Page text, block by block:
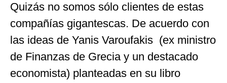
Quizás no somos sólo clientes de estas
compañías gigantescas. De acuerdo con
las ideas de Yanis Varoufakis (ex ministro
de Finanzas de Grecia y un destacado
economista) planteadas en su libro